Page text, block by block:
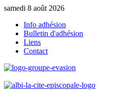
samedi 8 août 2026
Info adhésion
Bulletin d'adhésion
Liens
Contact